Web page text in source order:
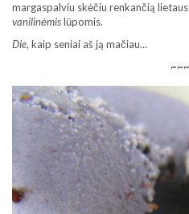
margaspalviu skėčiu renkančią
vanilinėmislūpomis.
Die, kaip seniai aš ją mačiau…
~~~